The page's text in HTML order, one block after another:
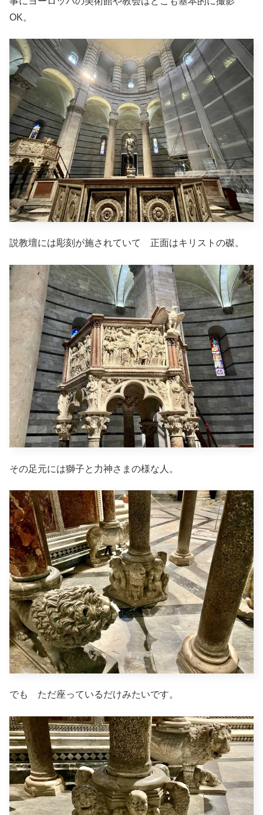
OK。
説教壇には彫刻が施されていて 正面はキリストの磔。
その足元には獅子と力神さまの様な人。
でも ただ座っているだけみたいです。